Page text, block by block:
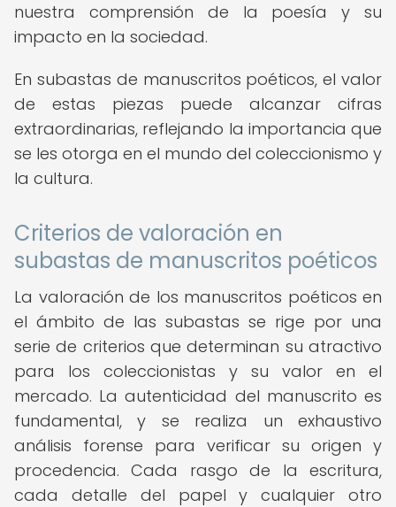
nuestra comprensión de la poesía y su
impacto en la sociedad.
En subastas de manuscritos poéticos, el valor
de estas piezas puede alcanzar cifras
extraordinarias, reflejando la importancia que
se les otorga en el mundo del coleccionismo y
la cultura.
Criterios de valoración en
subastas de manuscritos poéticos
La valoración de los manuscritos poéticos en
el ámbito de las subastas se rige por una
serie de criterios que determinan su atractivo
para los coleccionistas y su valor en el
mercado. La autenticidad del manuscrito es
fundamental, y se realiza un exhaustivo
análisis forense para verificar su origen y
procedencia. Cada rasgo de la escritura,
cada detalle del papel y cualquier otro